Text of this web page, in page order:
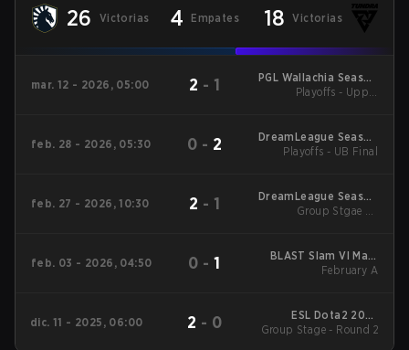
26 Victorias 4 Empates 18 Victorias
mar. 12 - 2026, 05:00 2 - 1
PGL Wallachia Season
7 Main Tournament
Playoffs - Upper
feb. 28 - 2026, 05:30 0 - 2
DreamLeague Season
28
Playoffs - UB Final
feb. 27 - 2026, 10:30 2 - 1
DreamLeague Season
28
Group Stgae 2 -
feb. 03 - 2026, 04:50 0 -1
BLAST Slam VI Main
Tournament
February A
dic. 11 - 2025, 06:00 2 - 0
ESL Dota2 2025
DreamLeague Season
Group Stage - Round 2